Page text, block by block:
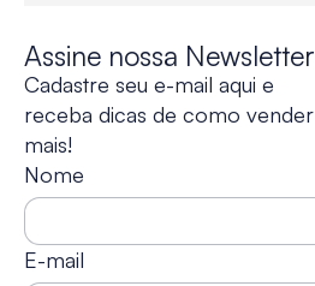
Assine nossa Newsletter
Cadastre seu e-mail aqui e
receba dicas de como vender
mais!
Nome
E-mail